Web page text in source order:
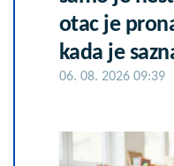
otac je
kada je
06. 08. 2026 09:39